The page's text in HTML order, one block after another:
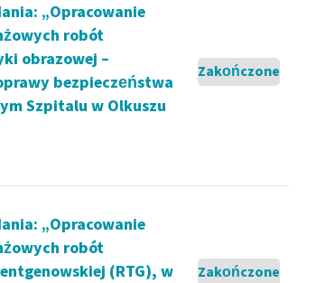
„Opracowanie
robót
obrazowej –
bezpieczeństwa
Szpitalu w Olkuszu
Zakończone
„Opracowanie
robót
(RTG), w
Zakończone